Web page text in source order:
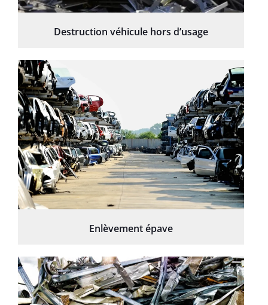
Destruction véhicule hors d’usage
Enlèvement épave